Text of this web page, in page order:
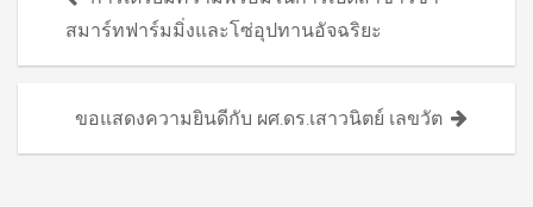
navigation
สมาร์ทฟาร์มมิ่งและโซ่อุปทานอัจฉริยะ
ขอแสดงความยินดีกับ ผศ.ดร.เสาวนิตย์ เลขวัต